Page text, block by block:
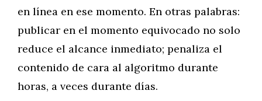
en línea en ese momento. En otras palabras:
publicar en el momento equivocado no solo
reduce el alcance inmediato; penaliza el
contenido de cara al algoritmo durante
horas, a veces durante días.